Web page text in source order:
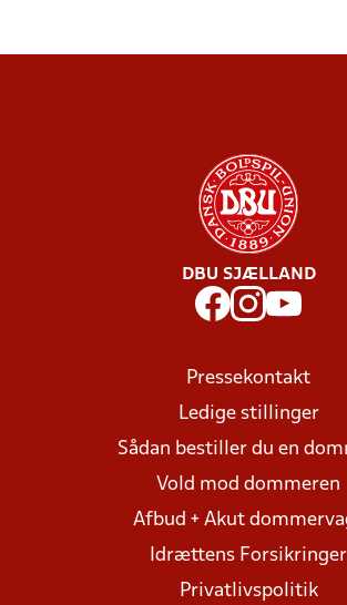
DBU SJÆLLAND
Pressekontakt
Ledige stillinger
Sådan bestiller du en
Vold mod dommeren
Afbud + Akut
Idrættens Forsikringer
Privatlivspolitik